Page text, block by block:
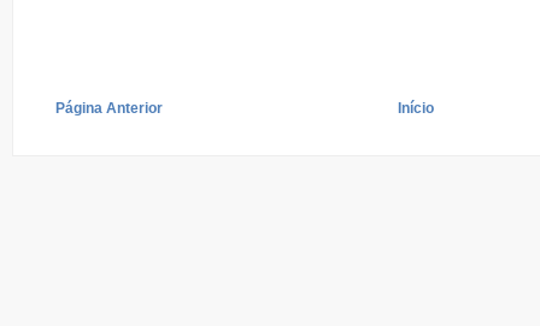
Página Anterior Início